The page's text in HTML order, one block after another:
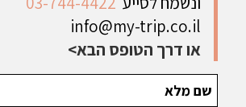
info@my-trip.co.il
או דרך הטופס הבא>